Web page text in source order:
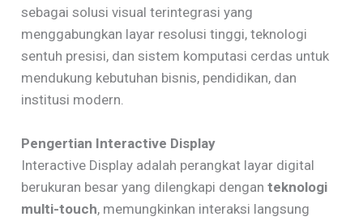
sebagai solusi visual terintegrasi yang
menggabungkan layar resolusi tinggi, teknologi
sentuh presisi, dan sistem komputasi cerdas untuk
mendukung kebutuhan bisnis, pendidikan, dan
institusi modern.
Pengertian Interactive Display
Interactive Display adalah perangkat layar digital
berukuran besar yang dilengkapi denganteknologi
multi-touch, memungkinkan interaksi langsung